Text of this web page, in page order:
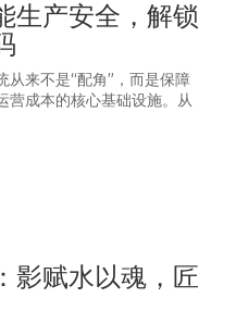
生产安全，解锁
从来不是“配角”，而是保障
营成本的核心基础设施。从
影赋水以魂，匠